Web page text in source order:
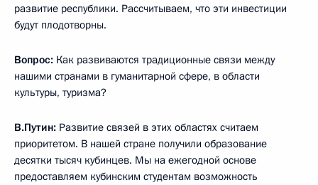
развитие республики. Рассчитываем, что эти инвестиции
будут плодотворны.
Вопрос: Как развиваются традиционные связи между
нашими странами в гуманитарной сфере, в области
культуры, туризма?
В.Путин: Развитие связей в этих областях считаем
приоритетом. В нашей стране получили образование
десятки тысяч кубинцев. Мы на ежегодной основе
предоставляем кубинским студентам возможность